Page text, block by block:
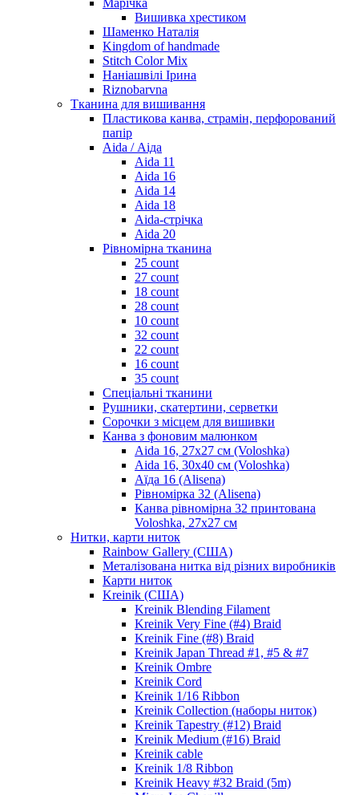
Вишивка хрестиком
Шаменко Наталія
Kingdom of handmade
Stitch Color Mix
Наніашвілі Ірина
Riznobarvna
Тканина для вишивання
Пластикова канва, страмін, перфорований
папір
Aida / Аіда
Aida 11
Aida 16
Aida 14
Aida 18
Aida-стрічка
Aida 20
Рівномірна тканина
25 count
27 count
18 count
28 count
10 count
32 count
22 count
16 count
35 count
Спеціальні тканини
Рушники, скатертини, серветки
Сорочки з місцем для вишивки
Канва з фоновим малюнком
Aida 16, 27х27 см (Voloshka)
Aida 16, 30х40 см (Voloshka)
Аїда 16 (Alisena)
Рівномірка 32 (Alisena)
Канва рівномірна 32 принтована
Voloshka, 27х27 см
Нитки, карти ниток
Rainbow Gallery (США)
Металізована нитка від різних виробників
Карти ниток
Kreinik (США)
Kreinik Blending Filament
Kreinik Very Fine (#4) Braid
Kreinik Fine (#8) Braid
Kreinik Japan Thread #1, #5 & #7
Kreinik Ombre
Kreinik Cord
Kreinik 1/16 Ribbon
Kreinik Collection (наборы ниток)
Kreinik Tapestry (#12) Braid
Kreinik Medium (#16) Braid
Kreinik cable
Kreinik 1/8 Ribbon
Kreinik Heavy #32 Braid (5m)